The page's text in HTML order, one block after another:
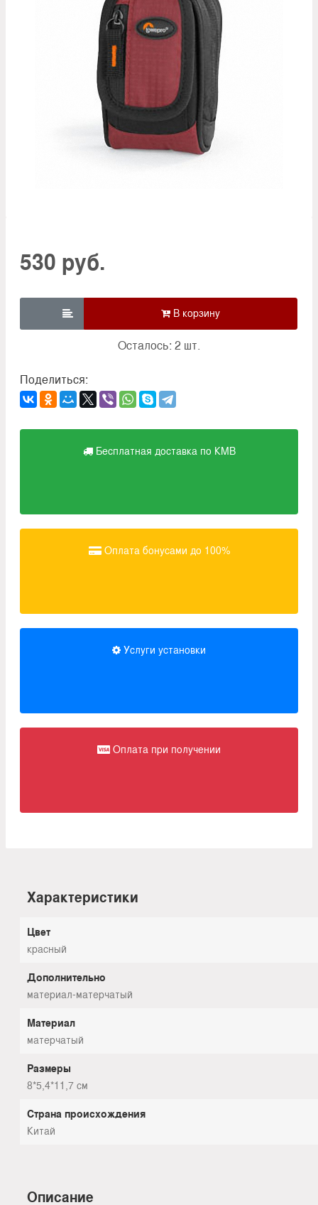
530 руб.

Осталось: 2 шт.
Поделиться:
Бесплатная доставка по КМВ
Оплата бонусами до 100%
Услуги установки
Оплата при получении
Характеристики
Цвет
красный
Дополнительно
материал-матерчатый
Материал
матерчатый
Размеры
8*5,4*11,7 см
Страна происхождения
Китай
Описание